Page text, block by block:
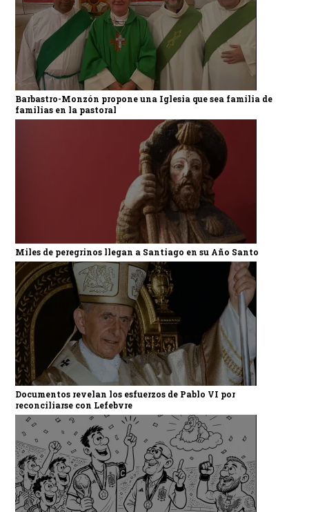
Barbastro-Monzón propone una Iglesia que sea familia de
familias en la pastoral
Miles de peregrinos llegan a Santiago en su Año Santo
Documentos revelan los esfuerzos de Pablo VI por
reconciliarse con Lefebvre